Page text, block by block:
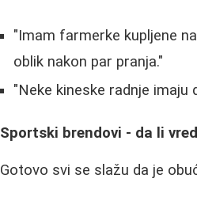
"Imam farmerke kupljene
oblik nakon par pranja."
"Neke kineske radnje
Sportski brendovi - da li
Gotovo svi se slažu da je